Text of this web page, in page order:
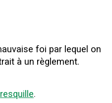
foi par lequel on
à un règlement.
resquille.